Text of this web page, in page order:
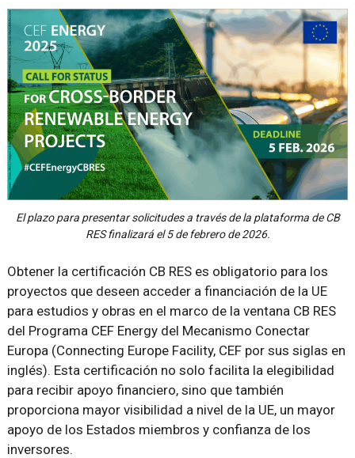
El plazo para presentar solicitudes a través de la plataforma de CB
RES finalizará el 5 de febrero de 2026.
Obtener la certificación CB RES es obligatorio para los
proyectos que deseen acceder a financiación de la UE
para estudios y obras en el marco de la ventana CB RES
del Programa CEF Energy del Mecanismo Conectar
Europa (Connecting Europe Facility, CEF por sus siglas en
inglés). Esta certificación no solo facilita la elegibilidad
para recibir apoyo financiero, sino que también
proporciona mayor visibilidad a nivel de la UE, un mayor
apoyo de los Estados miembros y confianza de los
inversores.